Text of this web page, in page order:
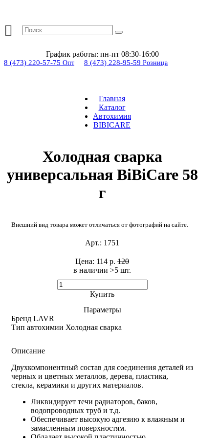
График работы: пн-пт 08:30-16:00
8 (473) 220-57-75 Опт 8 (473) 228-95-59 Розница
Главная
Каталог
Автохимия
BIBICARE
Холодная сварка
универсальная BiBiCare 58
г
Внешний вид товара может отличаться от фотографий на сайте.
Арт.: 1751
в наличии >5 шт. ​
Цена: 114 р. 120
Купить
Параметры
Бренд LAVR
Тип автохимии Холодная сварка
Описание
Двухкомпонентный состав для соединения деталей из
черных и цветных металлов, дерева, пластика,
стекла, керамики и других материалов.
Ликвидирует течи радиаторов, баков,
водопроводных труб и т.д.
Обеспечивает высокую адгезию к влажным и
замасленным поверхностям.